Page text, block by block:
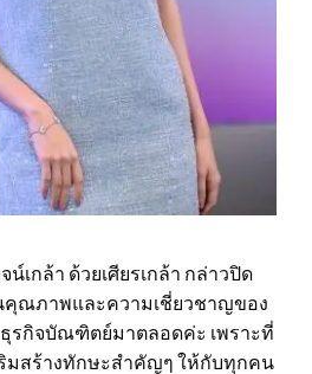
น์เกล้า ด้วยเศียรเกล้า กล่าวปิด
คุณภาพและความเชี่ยวชาญของ
รกิจบัณฑิตย์มาตลอดค่ะ เพราะที่
มสร้างทักษะสำคัญๆ ให้กับทุกคน